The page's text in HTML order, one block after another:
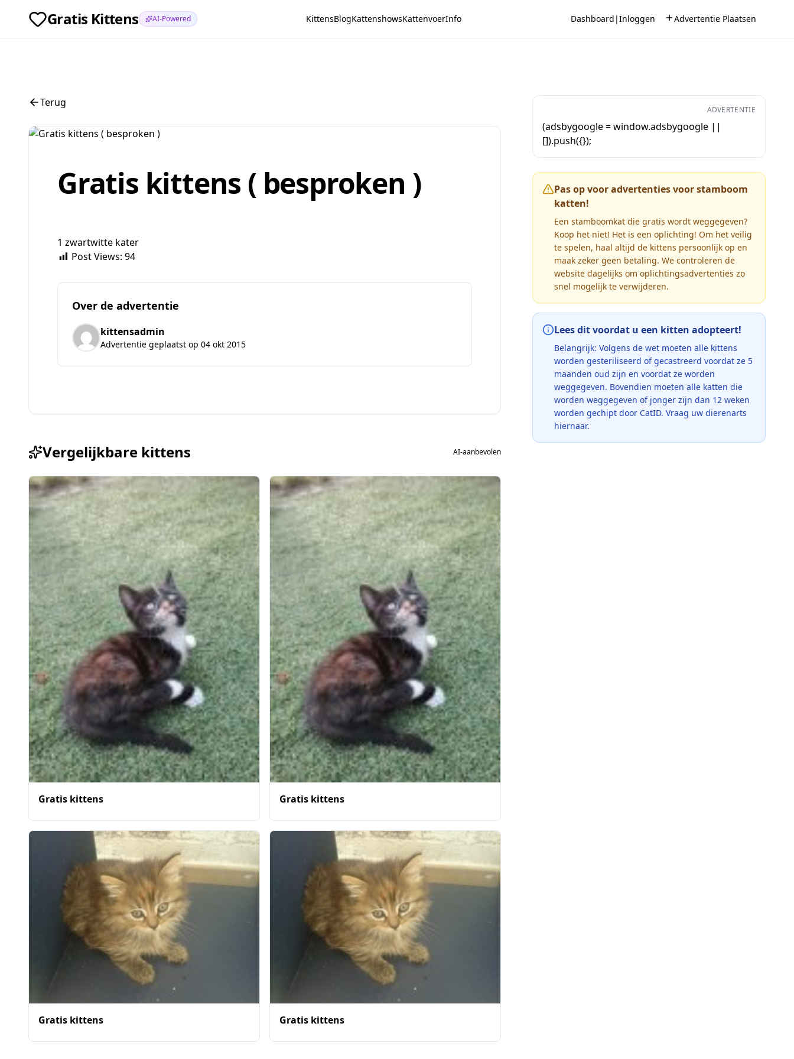
Gratis Kittens AI-Powered KittensBlogKattenshowsKattenvoerInfo Dashboard |Inloggen Advertentie Plaatsen
Terug
Gratis kittens ( besproken )
1 zwartwitte kater
Post Views: 94
Over de advertentie
kittensadmin
Advertentie geplaatst op 04 okt 2015
Vergelijkbare kittens AI-aanbevolen
Gratis kittens Gratis kittens
Gratis kittens Gratis kittens
ADVERTENTIE
(adsbygoogle = window.adsbygoogle ||
[]).push({});
Pas op voor advertenties voor stamboom
katten!
Een stamboomkat die gratis wordt weggegeven?
Koop het niet! Het is een oplichting! Om het veilig
te spelen, haal altijd de kittens persoonlijk op en
maak zeker geen betaling. We controleren de
website dagelijks om oplichtingsadvertenties zo
snel mogelijk te verwijderen.
Lees dit voordat u een kitten adopteert!
Belangrijk: Volgens de wet moeten alle kittens
worden gesteriliseerd of gecastreerd voordat ze 5
maanden oud zijn en voordat ze worden
weggegeven. Bovendien moeten alle katten die
worden weggegeven of jonger zijn dan 12 weken
worden gechipt door CatID. Vraag uw dierenarts
hiernaar.